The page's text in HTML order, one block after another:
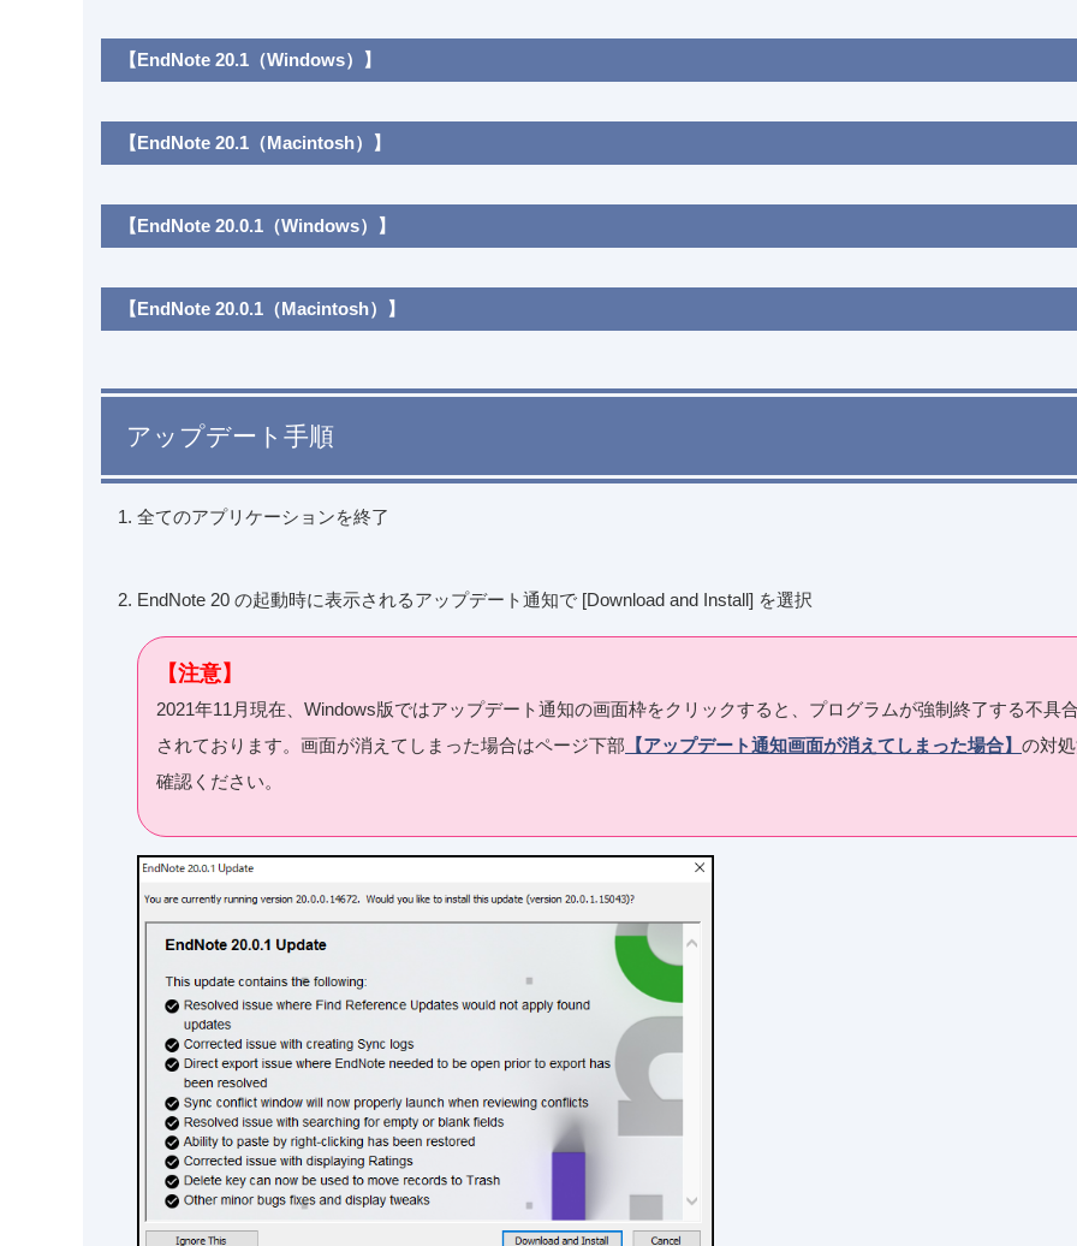
【EndNote 20.1（Windows）】
【EndNote 20.1（Macintosh）】
【EndNote 20.0.1（Windows）】
【EndNote 20.0.1（Macintosh）】
アップデート手順
全てのアプリケーションを終了
EndNote 20 の起動時に表示されるアップデート通知で [Download and Install] を選択
【注意】
2021年11月現在、Windows版ではアップデート通知の画面枠をクリックすると、プログラムが強制終了する不具
されております。画面が消えてしまった場合はページ下部 【アップデート通知画面が消えてしまった場合】 の対
確認ください。